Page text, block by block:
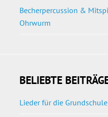
Becherpercussion &
Ohrwurm
BELIEBTE
Lieder für die Grundschule